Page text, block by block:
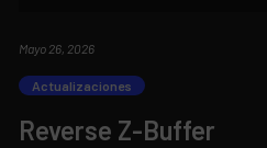
Mayo 26, 2026
Actualizaciones
Reverse Z-Buffer